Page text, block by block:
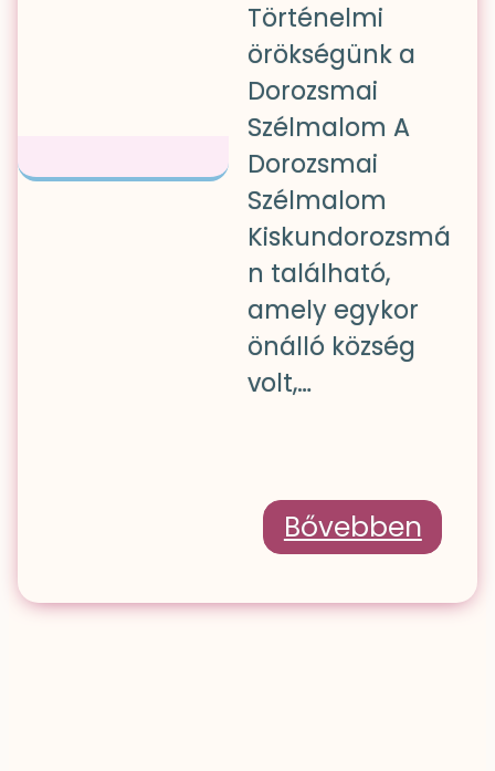
Történelmi
örökségünk a
Dorozsmai
Szélmalom A
Dorozsmai
Szélmalom
Kiskundorozsmá
n található,
amely egykor
önálló község
volt,…
Bővebben